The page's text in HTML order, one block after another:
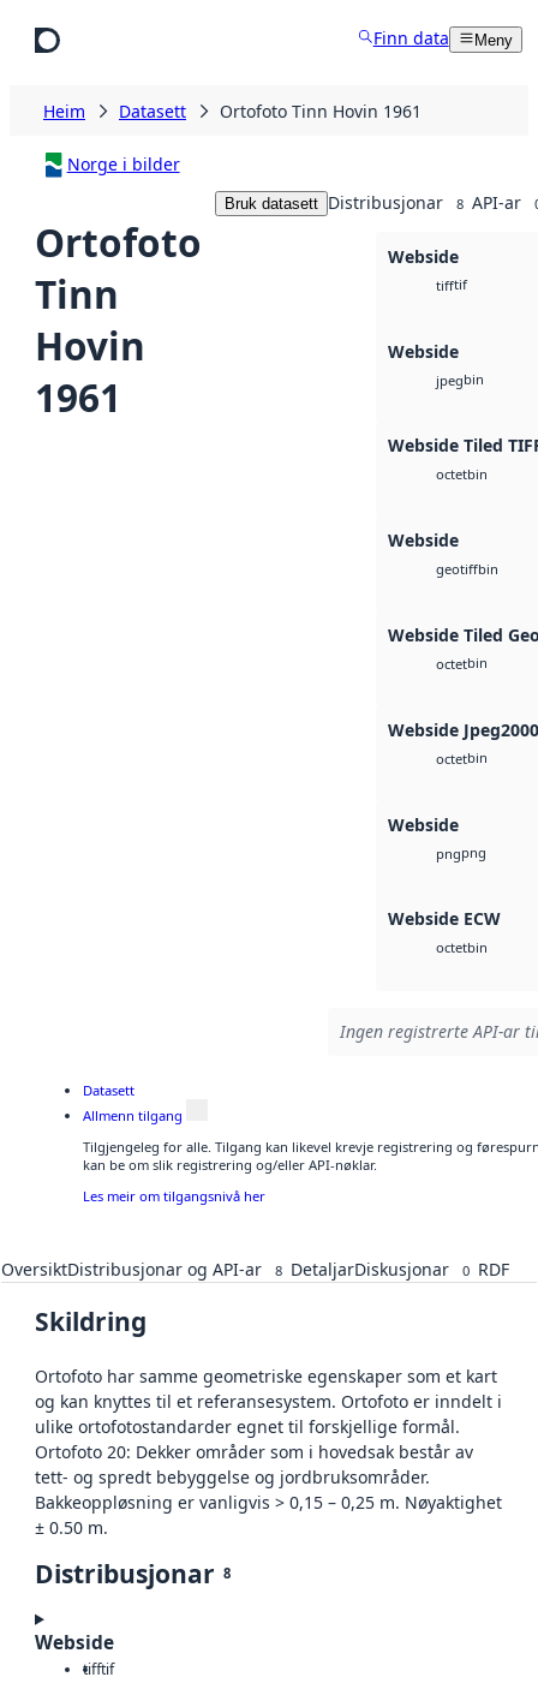
Finn data Meny
Heim Datasett Ortofoto Tinn Hovin 1961
Norge i bilder
Ortofoto
Tinn
Hovin
1961
Bruk datasett Distribusjonar 8 API-ar
Webside
tifftif
Webside
jpegbin
Webside Tiled
octetbin
Webside
geotiffbin
Webside Tiled
octetbin
Webside Jpeg2000
octetbin
Webside
pngpng
Webside ECW
octetbin
Ingen registrerte API-ar
Datasett
Allmenn tilgang
Tilgjengeleg for alle. Tilgang kan likevel krevje registrering og
kan be om slik registrering og/eller API-nøklar.
Les meir om tilgangsnivå her
OversiktDistribusjonar og API-ar 8 DetaljarDiskusjonar 0 RDF
Skildring
Ortofoto har samme geometriske egenskaper som et kart
og kan knyttes til et referansesystem. Ortofoto er inndelt i
ulike ortofotostandarder egnet til forskjellige formål.
Ortofoto 20: Dekker områder som i hovedsak består av
tett- og spredt bebyggelse og jordbruksområder.
Bakkeoppløsning er vanligvis > 0,15 – 0,25 m. Nøyaktighet
± 0.50 m.
Distribusjonar 8
Webside
tifftif